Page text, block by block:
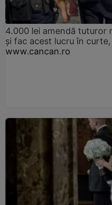
4.000 lei amendă tuturor
și fac acest lucru în
www.cancan.ro